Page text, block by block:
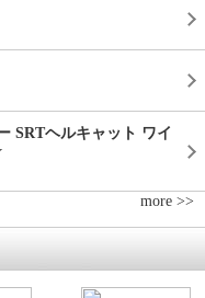
SRTヘルキャット ワイ
more >>